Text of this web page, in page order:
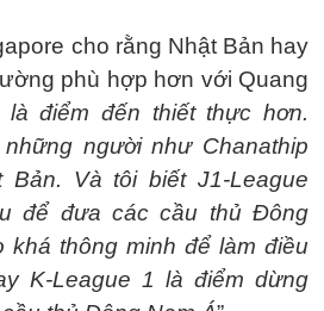
cho rằng Nhật Bản hay
phù hợp hơn với Quang
là điểm đến thiết thực hơn.
người như Chanathip
Và tôi biết J1-League
để đưa các cầu thủ Đông
khá thông minh để làm điều
K-League 1 là điểm dừng